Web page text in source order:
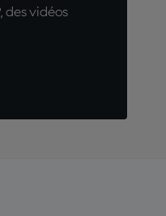
des vidéos